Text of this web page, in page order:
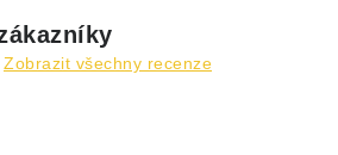
Zobrazit všechny recenze